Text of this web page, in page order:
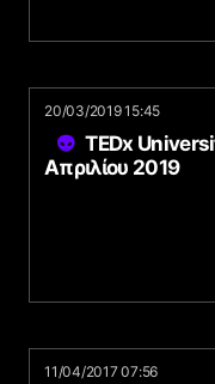
20/03/2019 15:45
TEDx
Απριλίου 2019
11/04/2017 07:56